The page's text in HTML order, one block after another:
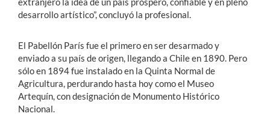
desarrollo artístico”, concluyó la profesional.
El Pabellón París fue el primero en ser desarmado y
enviado a su país de origen, llegando a Chile en 1890. Pero
sólo en 1894 fue instalado en la Quinta Normal de
Agricultura, perdurando hasta hoy como el Museo
Artequín, con designación de Monumento Histórico
Nacional.